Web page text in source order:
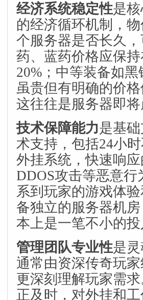
经济系统稳定性是
的经济循环机制，
个服务器是否长久
药、蓝药价格应保
20%；中等装备如
虽贵但有明确的价
这往往是服务器即将
技术保障能力是基
术支持，包括24小
外挂系统，快速响
DDOS攻击等恶意
系到玩家的游戏体
备独立的服务器机
本上是一笔不小的
管理团队专业性是
通常由资深传奇玩
更深刻理解玩家需
正及时，对外挂和